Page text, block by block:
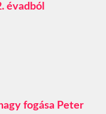
évadból
fogása Peter